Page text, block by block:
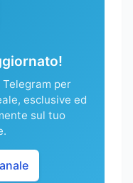
per
esclusive ed
sul tuo